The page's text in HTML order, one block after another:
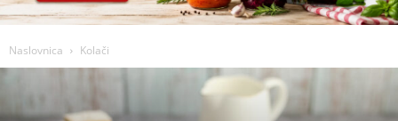
Naslovnica Kolači